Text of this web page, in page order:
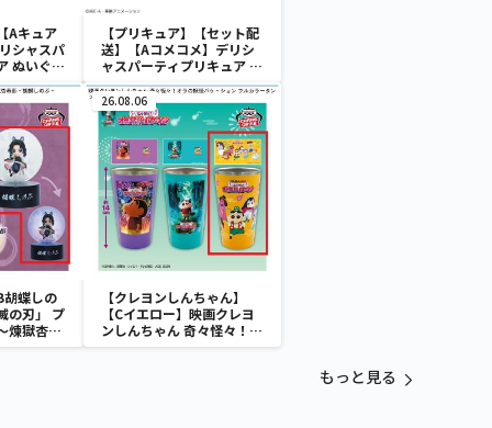
Aキュア
シャスパ
ぬいぐる
【プリキュア】【セット配
送】【Aコメコメ】デリシ
ャスパーティプリキュア ぬ
いぐるみリストバンド
胡蝶しの
の刃」 プ
煉獄杏寿
26.08.06
【クレヨンしんちゃん】
【Cイエロー】映画クレヨ
ンしんちゃん 奇々怪々！オ
ラの妖怪バケ～ション フル
もっと見る